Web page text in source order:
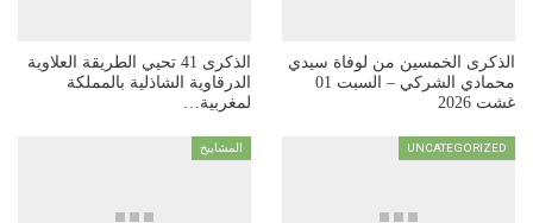
الخمسين من لوفاة سيدي
محمادي الشركي – السبت 01
الذكرى 41 تحيي الطريقة العلاوية
الدرقاوية الشاذلية بالمملكة
لمغربية…